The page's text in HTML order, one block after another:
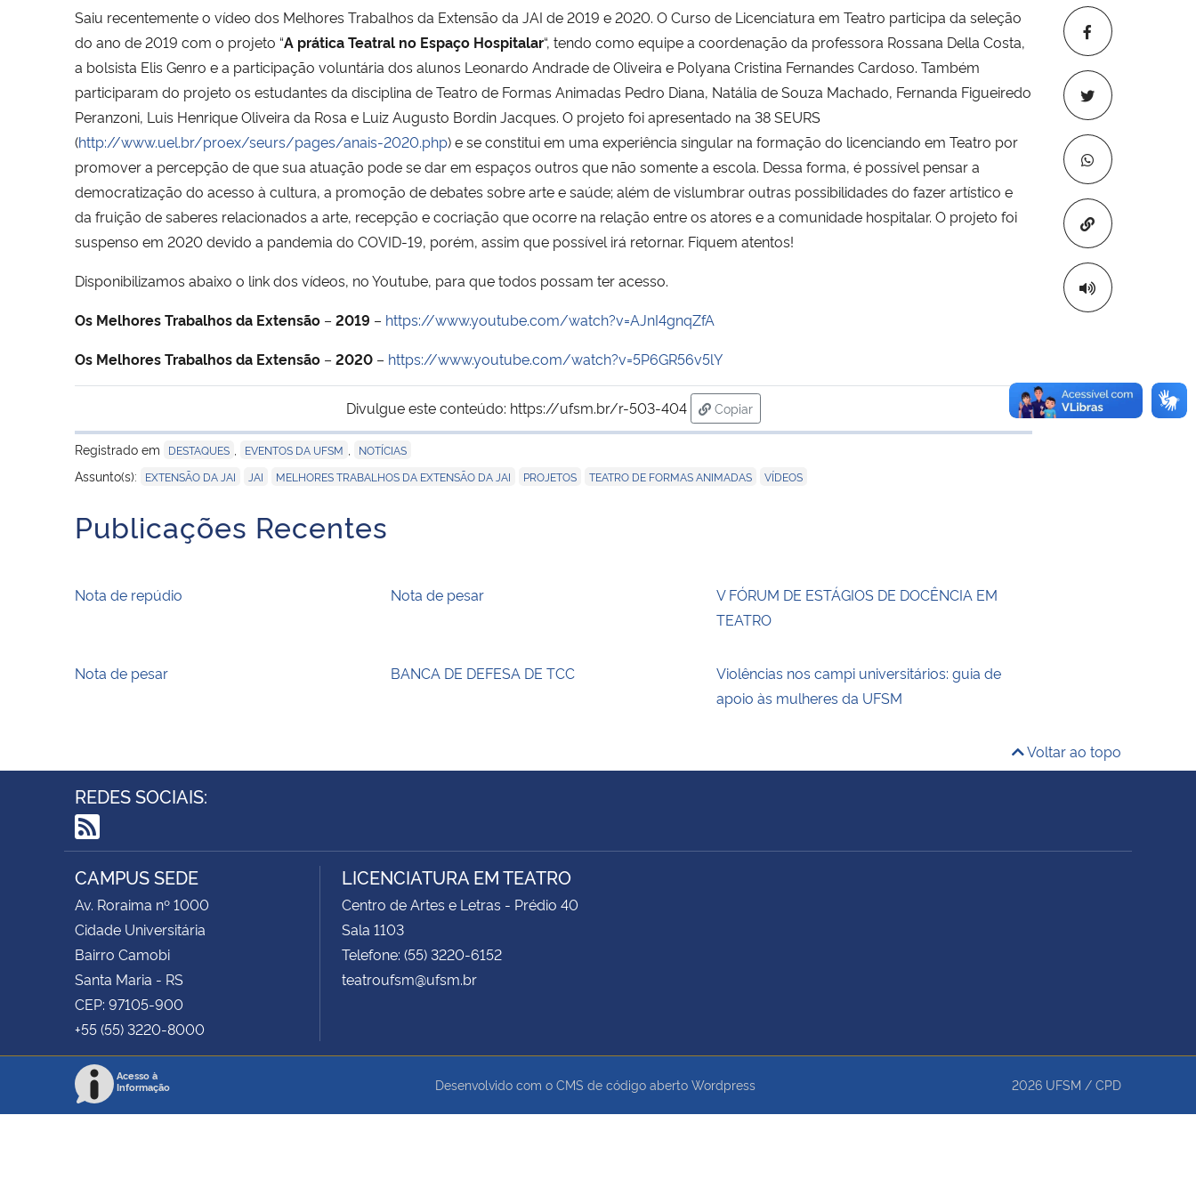
Copiar para
Saiu recentemente o vídeo dos Melhores Trabalhos da Extensão da JAI de 2019 e 2020. O Curso de Licenciatura em Teatro participa da seleção
do ano de 2019 com o projeto “A prática Teatral no Espaço Hospitalar“, tendo como equipe a coordenação da professora Rossana Della Costa,
a bolsista Elis Genro e a participação voluntária dos alunos Leonardo Andrade de Oliveira e Polyana Cristina Fernandes Cardoso. Também
participaram do projeto os estudantes da disciplina de Teatro de Formas Animadas Pedro Diana, Natália de Souza Machado, Fernanda Figueiredo
Peranzoni, Luis Henrique Oliveira da Rosa e Luiz Augusto Bordin Jacques. O projeto foi apresentado na 38 SEURS
(http://www.uel.br/proex/seurs/pages/anais-2020.php) e se constitui em uma experiência singular na formação do licenciando em Teatro por
promover a percepção de que sua atuação pode se dar em espaços outros que não somente a escola. Dessa forma, é possível pensar a
democratização do acesso à cultura, a promoção de debates sobre arte e saúde; além de vislumbrar outras possibilidades do fazer artístico e
da fruição de saberes relacionados a arte, recepção e cocriação que ocorre na relação entre os atores e a comunidade hospitalar. O projeto foi
suspenso em 2020 devido a pandemia do COVID-19, porém, assim que possível irá retornar. Fiquem atentos!
Disponibilizamos abaixo o link dos vídeos, no Youtube, para que todos possam ter acesso.
Os Melhores Trabalhos da Extensão – 2019 – https://www.youtube.com/watch?v=AJnI4gnqZfA
Os Melhores Trabalhos da Extensão – 2020 – https://www.youtube.com/watch?v=5P6GR56v5lY
Divulgue este conteúdo: https://ufsm.br/r-503-404
Copiar
para área de transferência
Registrado em
DESTAQUES EVENTOS DA UFSM NOTÍCIAS
Assunto(s): EXTENSÃO DA JAI JAI MELHORES TRABALHOS DA EXTENSÃO DA JAI PROJETOS TEATRO DE FORMAS ANIMADAS VÍDEOS
Publicações Recentes
Nota de repúdio Nota de pesar
V FÓRUM DE ESTÁGIOS DE DOCÊNCIA EM
TEATRO
Nota de pesar BANCA DE DEFESA DE TCC
Violências nos campi universitários: guia de
apoio às mulheres da UFSM
Voltar ao topo
REDES SOCIAIS:
RSS
CAMPUS SEDE
Av. Roraima nº 1000
Cidade Universitária
Bairro Camobi
Santa Maria - RS
CEP: 97105-900
+55 (55) 3220-8000
LICENCIATURA EM TEATRO
Centro de Artes e Letras - Prédio 40
Sala 1103
Telefone: (55) 3220-6152
teatroufsm@ufsm.br
Acesso à
Informação
Desenvolvido com o CMS de código aberto Wordpress 2026 UFSM / CPD